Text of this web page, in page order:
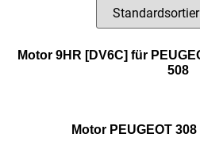
Motor 9HR [DV6C] für
508
Motor PEUGEOT